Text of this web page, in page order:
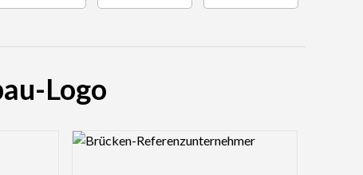
Logo
Logo Preview Image